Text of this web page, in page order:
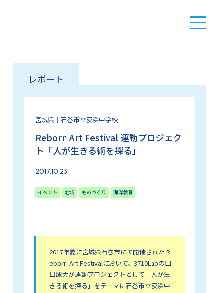
レポート
宮城県｜石巻市立荻浜中学校
Reborn Art Festival 連動プロジェク
ト「人が生きる術を探る」
2017.10.23
イベント 地域 ものづくり 海洋教育
2017年夏に宮城県石巻市にて開催された R
eborn-Art Festivalにおいて、3710Labの田
口康大が連動プロジェクトとして「人が生
きる術を探る」をテーマに石巻市立荻浜中